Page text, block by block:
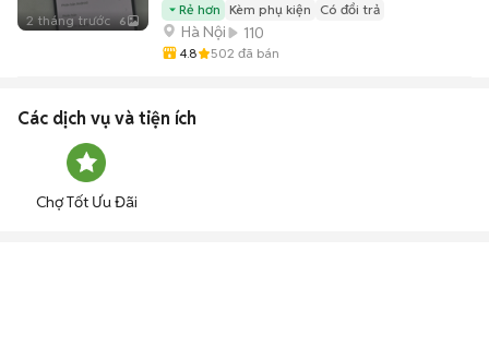
2 tháng trước 6
Rẻ hơn Kèm phụ kiện Có đổi trả
Hà Nội 110
4.8 502 đã bán
Các dịch vụ và tiện ích
Chợ Tốt Ưu Đãi